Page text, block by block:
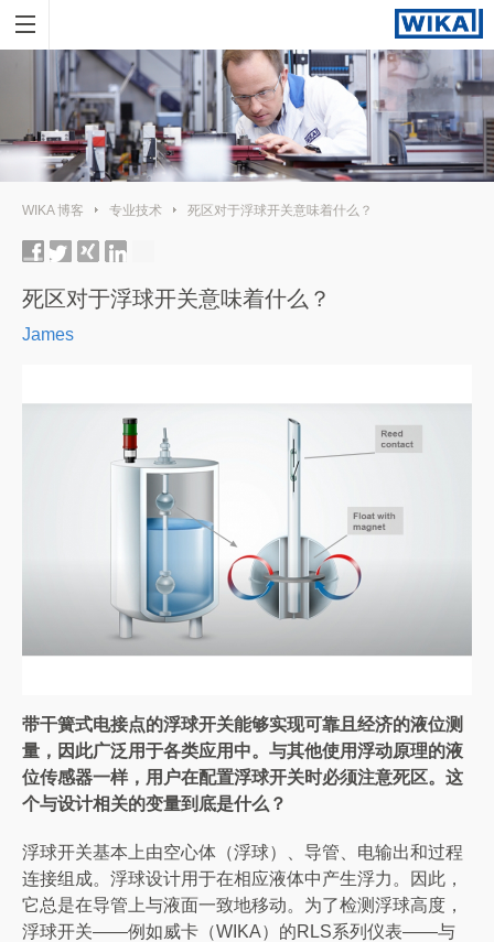
WIKA 博客 专业技术 死区对于浮球开关意味着什么？
死区对于浮球开关意味着什么？
James
带干簧式电接点的浮球开关能够实现可靠且经济的液位测
量，因此广泛用于各类应用中。 与其他使用浮动原理的液
位传感器一样，用户在配置浮球开关时必须注意死区。这
个与设计相关的变量到底是什么？
浮球开关基本上由空心体（浮球）、导管、电输出和过程
连接组成。浮球设计用于在相应液体中产生浮力。因此，
它总是在导管上与液面一致地移动。为了检测浮球高度，
浮球开关——例如威卡（WIKA）的RLS系列仪表——与